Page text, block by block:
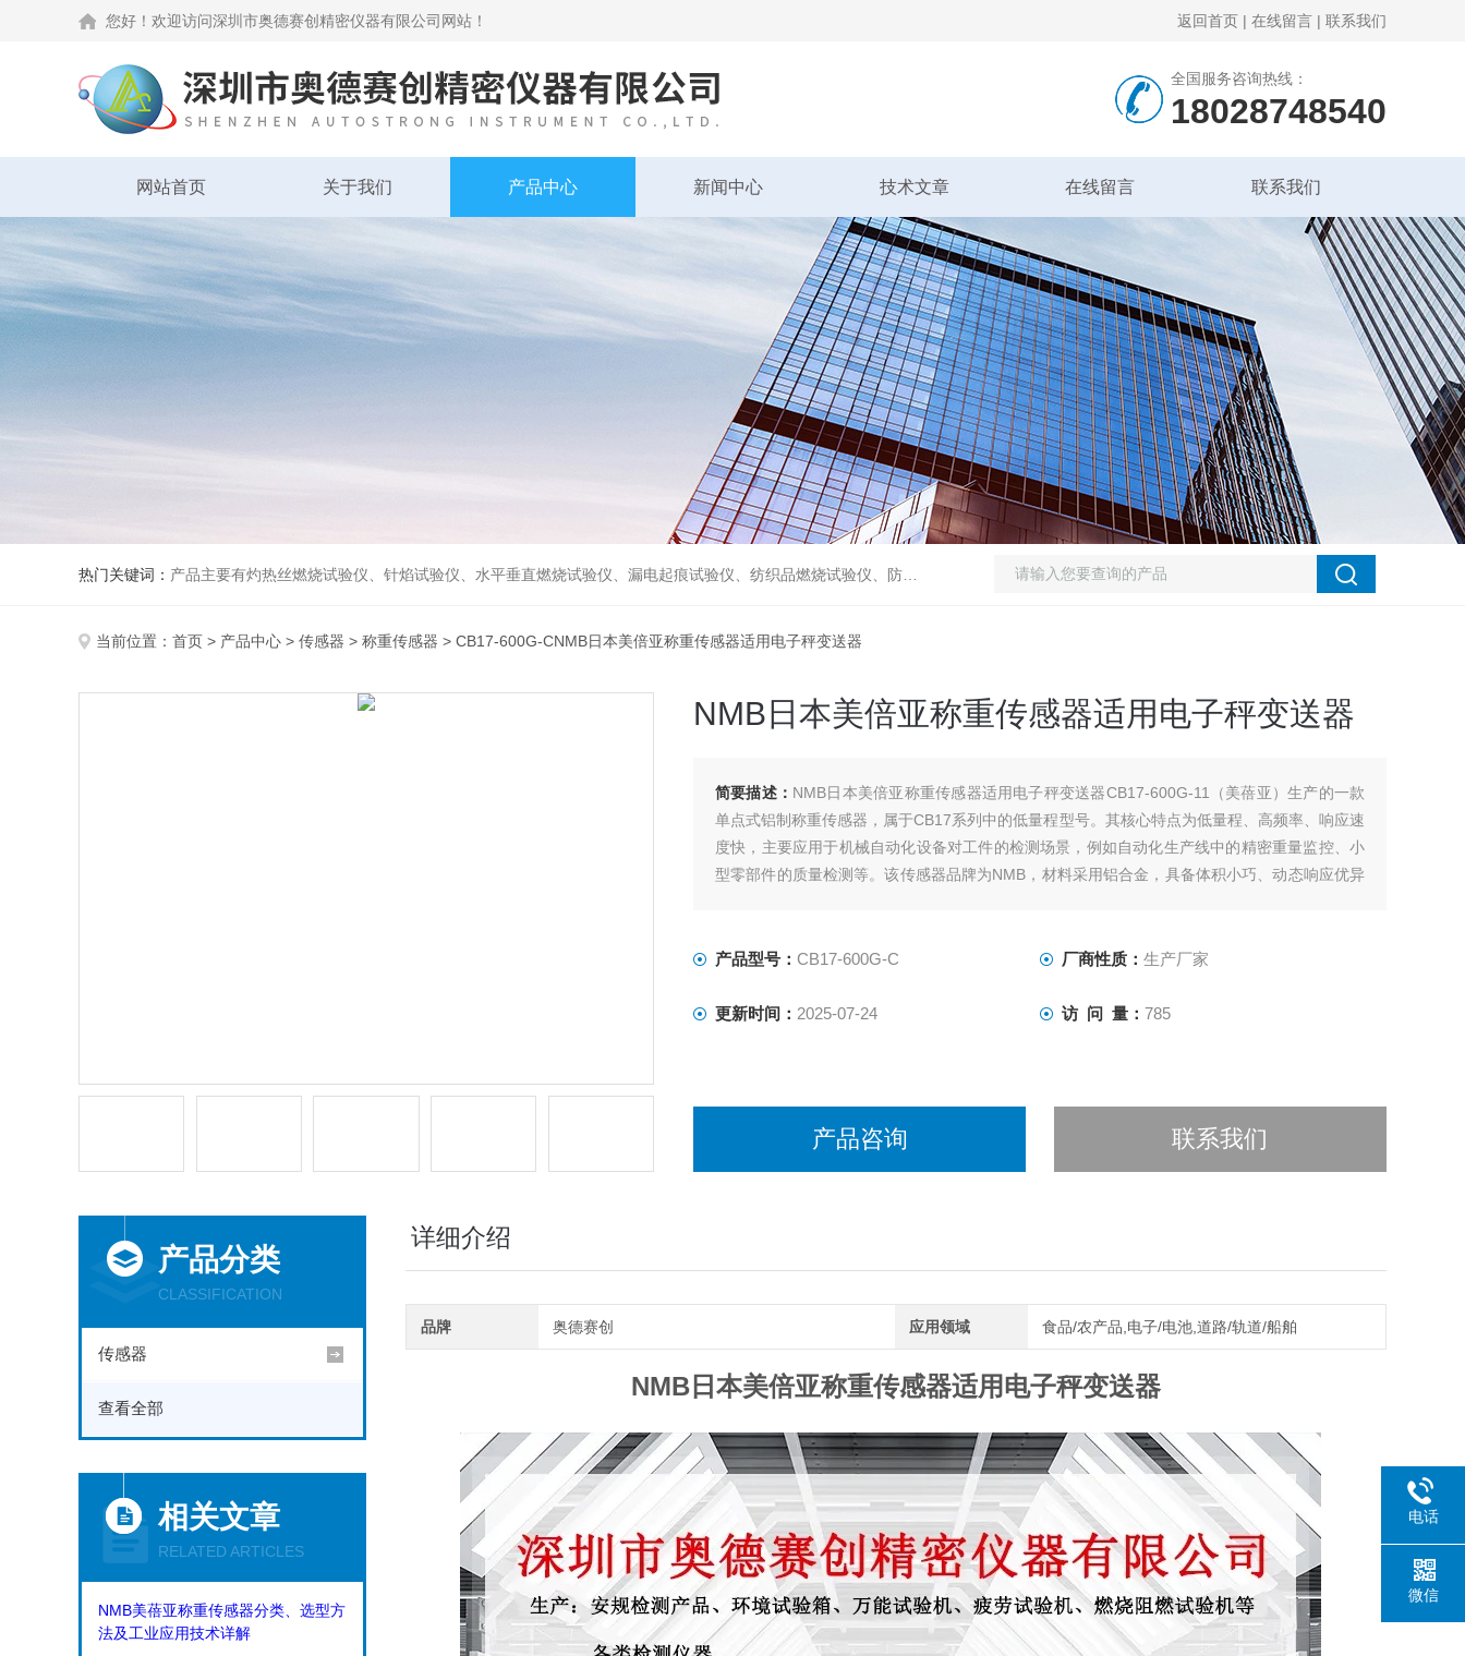
您好！欢迎访问深圳市奥德赛创精密仪器有限公司网站！ 返回首页 | 在线留言 | 联系我们
全国服务咨询热线：
18028748540
网站首页 关于我们 产品中心 新闻中心 技术文章 在线留言 联系我们
热门关键词： 产品主要有灼热丝燃烧试验仪、针焰试验仪、水平垂直燃烧试验仪、漏电起痕试验仪、纺织品燃烧试验仪、防护服热传导试验仪、熔融滴落试验仪、建筑材料燃烧性能试验仪、摩擦磨损试验仪及试验机等各类检测仪器，并代理了德国WAZAU、德国PTL、德国FISCHER、日本NMB、日本NoiseKen、美国MONROE ELECTRONICS等国际检测仪器。
当前位置： 首页 > 产品中心 > 传感器 > 称重传感器 > CB17-600G-CNMB日本美倍亚称重传感器适用电子秤变送器
NMB日本美倍亚称重传感器适用电子秤变送器
简要描述： NMB日本美倍亚称重传感器适用电子秤变送器CB17-600G-11（美蓓亚）生产的一款
单点式铝制称重传感器，属于CB17系列中的低量程型号。其核心特点为低量程、高频率、响应速
度快，主要应用于机械自动化设备对工件的检测场景，例如自动化生产线中的精密重量监控、小
型零部件的质量检测等。该传感器品牌为NMB，材料采用铝合金，具备体积小巧、动态响应优异
产品型号： CB17-600G-C 厂商性质： 生产厂家
更新时间： 2025-07-24 访 问 量： 785
产品咨询 联系我们
产品分类
CLASSIFICATION
传感器
查看全部
相关文章
RELATED ARTICLES
NMB美蓓亚称重传感器分类、选型方
法及工业应用技术详解
详细介绍
品牌 奥德赛创 应用领域 食品/农产品,电子/电池,道路/轨道/船舶
NMB日本美倍亚称重传感器适用电子秤变送器
电话
微信